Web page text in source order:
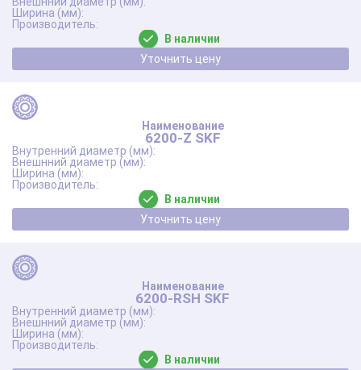
В наличии
Уточнить цену
6200-Z SKF
В наличии
Уточнить цену
6200-RSH SKF
В наличии